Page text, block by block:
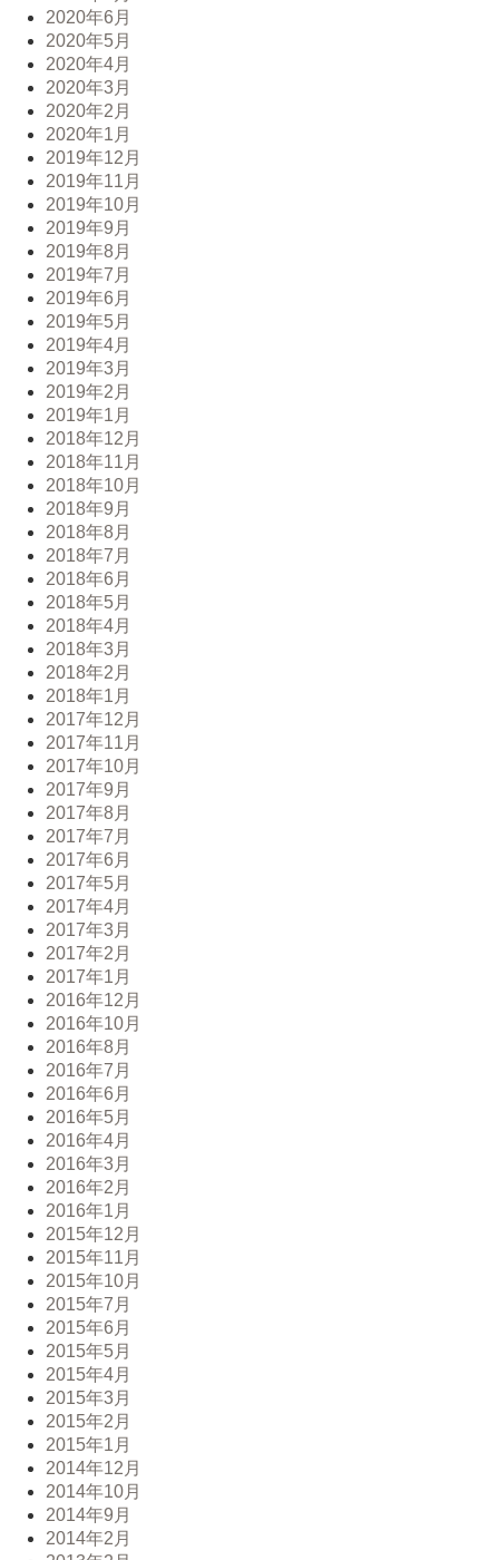
2020年6月
2020年5月
2020年4月
2020年3月
2020年2月
2020年1月
2019年12月
2019年11月
2019年10月
2019年9月
2019年8月
2019年7月
2019年6月
2019年5月
2019年4月
2019年3月
2019年2月
2019年1月
2018年12月
2018年11月
2018年10月
2018年9月
2018年8月
2018年7月
2018年6月
2018年5月
2018年4月
2018年3月
2018年2月
2018年1月
2017年12月
2017年11月
2017年10月
2017年9月
2017年8月
2017年7月
2017年6月
2017年5月
2017年4月
2017年3月
2017年2月
2017年1月
2016年12月
2016年10月
2016年8月
2016年7月
2016年6月
2016年5月
2016年4月
2016年3月
2016年2月
2016年1月
2015年12月
2015年11月
2015年10月
2015年7月
2015年6月
2015年5月
2015年4月
2015年3月
2015年2月
2015年1月
2014年12月
2014年10月
2014年9月
2014年2月